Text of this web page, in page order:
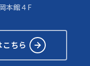
本館４F
ちら